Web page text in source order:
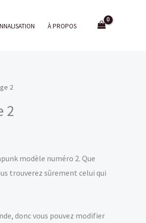
À PROPOS
2
2
modèle numéro 2. Que
trouverez sûrement celui qui
donc vous pouvez modifier